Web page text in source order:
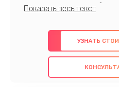
профессионалов с
предлагаем быстрый и
использованием
также гарантируем
проведенных работ. Наша
УЗНАТЬ